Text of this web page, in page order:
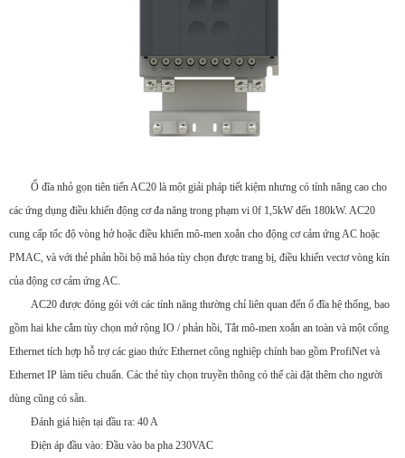
Ổ đĩa nhỏ gọn tiên tiến AC20 là một giải pháp tiết kiệm nhưng có tính năng cao cho
các ứng dụng điều khiển động cơ đa năng trong phạm vi 0f 1,5kW đến 180kW. AC20
cung cấp tốc độ vòng hở hoặc điều khiển mô-men xoắn cho động cơ cảm ứng AC hoặc
PMAC, và với thẻ phản hồi bộ mã hóa tùy chọn được trang bị, điều khiển vectơ vòng kín
của động cơ cảm ứng AC.
AC20 được đóng gói với các tính năng thường chỉ liên quan đến ổ đĩa hệ thống, bao
gồm hai khe cắm tùy chọn mở rộng IO / phản hồi, Tắt mô-men xoắn an toàn và một cổng
Ethernet tích hợp hỗ trợ các giao thức Ethernet công nghiệp chính bao gồm ProfiNet và
Ethernet IP làm tiêu chuẩn. Các thẻ tùy chọn truyền thông có thể cài đặt thêm cho người
dùng cũng có sẵn.
Đánh giá hiện tại đầu ra: 40 A
Điện áp đầu vào: Đầu vào ba pha 230VAC